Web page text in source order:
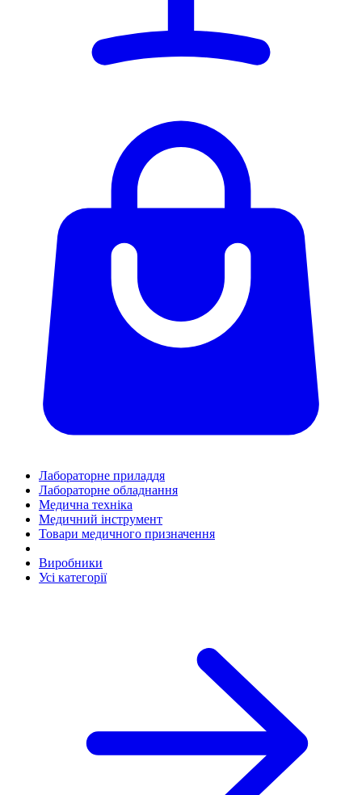
Лабораторне приладдя
Лабораторне обладнання
Медична техніка
Медичний інструмент
Товари медичного призначення
Виробники
Усі категорії